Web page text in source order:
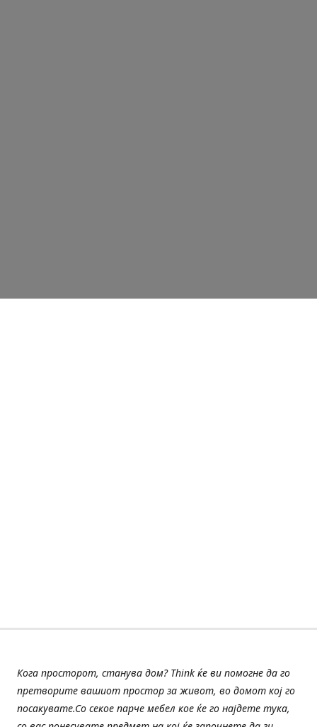
Кога просторот, станува дом? Think ќе ви помогне да го
претворите вашиот простор за живот, во домот кој го
посакувате.Со секое парче мебел кое ќе го најдете тука,